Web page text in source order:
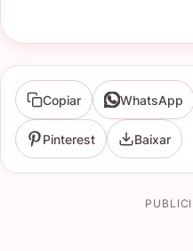
Copiar WhatsApp
Pinterest Baixar